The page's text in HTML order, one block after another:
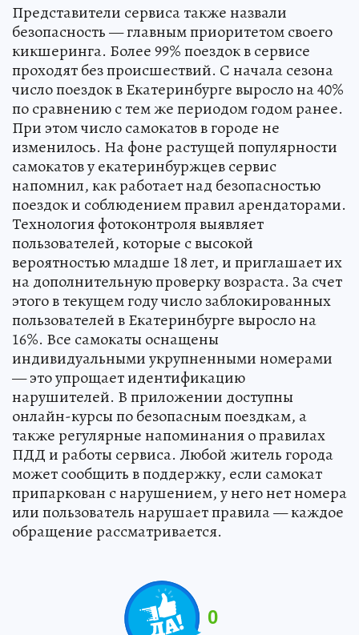
Представители сервиса также назвали
безопасность — главным приоритетом своего
кикшеринга. Более 99% поездок в сервисе
проходят без происшествий. С начала сезона
число поездок в Екатеринбурге выросло на 40%
по сравнению с тем же периодом годом ранее.
При этом число самокатов в городе не
изменилось. На фоне растущей популярности
самокатов у екатеринбуржцев сервис
напомнил, как работает над безопасностью
поездок и соблюдением правил арендаторами.
Технология фотоконтроля выявляет
пользователей, которые с высокой
вероятностью младше 18 лет, и приглашает их
на дополнительную проверку возраста. За счет
этого в текущем году число заблокированных
пользователей в Екатеринбурге выросло на
16%. Все самокаты оснащены
индивидуальными укрупненными номерами
— это упрощает идентификацию
нарушителей. В приложении доступны
онлайн-курсы по безопасным поездкам, а
также регулярные напоминания о правилах
ПДД и работы сервиса. Любой житель города
может сообщить в поддержку, если самокат
припаркован с нарушением, у него нет номера
или пользователь нарушает правила — каждое
обращение рассматривается.
0